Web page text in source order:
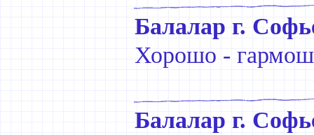
Балалар г.
Хорошо -
Балалар г.